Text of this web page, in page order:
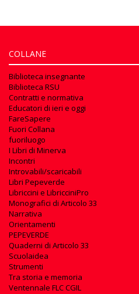
COLLANE
Biblioteca insegnante
Biblioteca RSU
Contratti e normativa
Educatori di ieri e oggi
FareSapere
Fuori Collana
fuoriluogo
I Libri di Minerva
Incontri
Introvabili/scaricabili
Libri Pepeverde
Libriccini e LibricciniPro
Monografici di Articolo 33
Narrativa
Orientamenti
PEPEVERDE
Quaderni di Articolo 33
Scuolaidea
Strumenti
Tra storia e memoria
Ventennale FLC CGIL